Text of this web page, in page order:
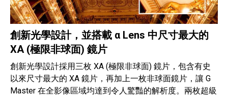
創新光學設計，並搭載 α Lens 中尺寸最大的
XA (極限非球面) 鏡片
創新光學設計採用三枚 XA (極限非球面) 鏡片，包含有史
以來尺寸最大的 XA 鏡片，再加上一枚非球面鏡片，讓 G
Master 在全影像區域均達到令人驚豔的解析度。兩枚超級